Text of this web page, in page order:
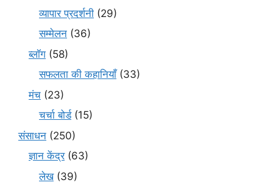
व्यापार प्रदर्शनी (29)
सम्मेलन (36)
ब्लॉग (58)
सफलता की कहानियाँ(33)
मंच (23)
चर्चा बोर्ड(15)
संसाधन (250)
ज्ञान केंद्र(63)
लेख(39)